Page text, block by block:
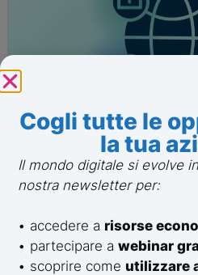
Tudor Vlad Lazariu
Finanziamenti e
l’export: guida per
strumenti
Leggi Tutto
Industria 4.0,Bandi e
Cogli tutte le
la tua
Il mondo digitale si evolve
nostra newsletter per:
• accedere a risorse
• partecipare awebinar
• scoprire come utilizzare